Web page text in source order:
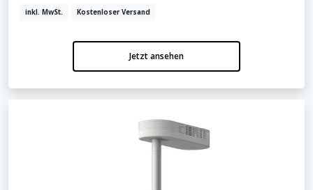
inkl. MwSt. Kostenloser Versand
Jetzt ansehen